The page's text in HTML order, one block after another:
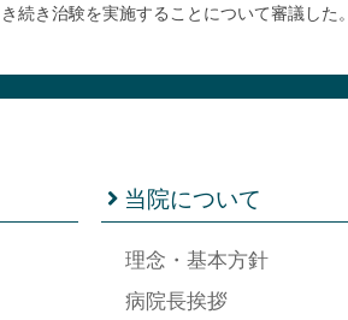
続き治験を実施することについて審議した。
当院について
理念・基本方針
病院長挨拶